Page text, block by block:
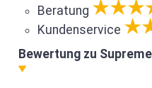
Beratung
Kundenservice
Bewertung zu